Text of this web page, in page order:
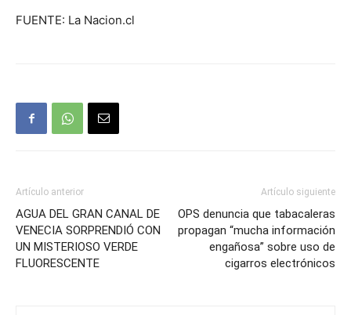
FUENTE: La Nacion.cl
Artículo anterior
AGUA DEL GRAN CANAL DE
VENECIA SORPRENDIÓ CON
UN MISTERIOSO VERDE
FLUORESCENTE
Artículo siguiente
OPS denuncia que tabacaleras
propagan “mucha información
engañosa” sobre uso de
cigarros electrónicos